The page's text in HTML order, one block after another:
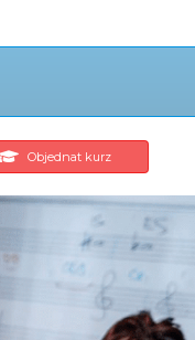
Objednat kurz